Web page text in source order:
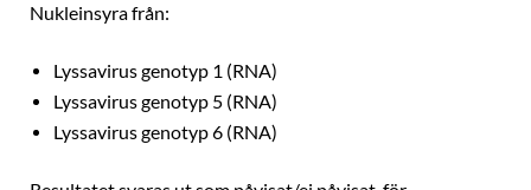
Nukleinsyra från:
Lyssavirus genotyp 1 (RNA)
Lyssavirus genotyp 5 (RNA)
Lyssavirus genotyp 6 (RNA)